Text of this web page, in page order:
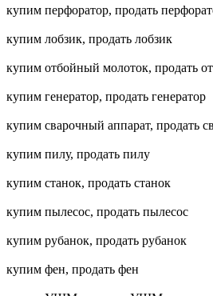
купим перфоратор, продать
купим лобзик, продать лобзик
купим отбойный молоток, продать
купим генератор, продать генератор
купим сварочный аппарат, продать
купим пилу, продать пилу
купим станок, продать станок
купим пылесос, продать пылесос
купим рубанок, продать рубанок
купим фен, продать фен